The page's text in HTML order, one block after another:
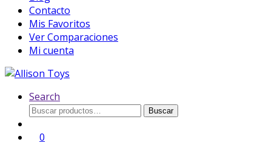
Contacto
Mis Favoritos
Ver Comparaciones
Mi cuenta
Search
Buscar
Buscar
0